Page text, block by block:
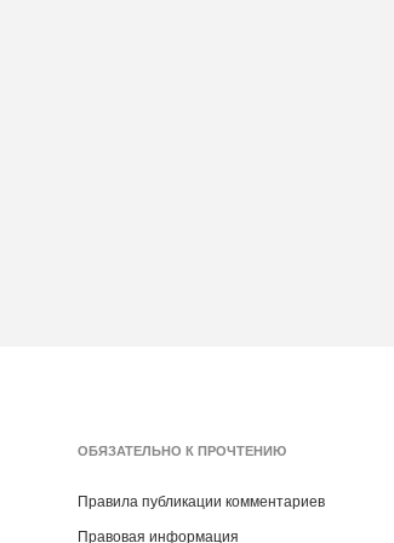
ОБЯЗАТЕЛЬНО К ПРОЧТЕНИЮ
Правила публикации комментариев
Правовая информация